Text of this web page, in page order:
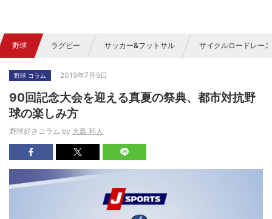
野球 ラグビー サッカー&フットサル サイクルロードレース
野球 コラム 2019年7月9日
90回記念大会を迎える真夏の祭典、都市対抗野
球の楽しみ方
野球好きコラム by 大島 和人